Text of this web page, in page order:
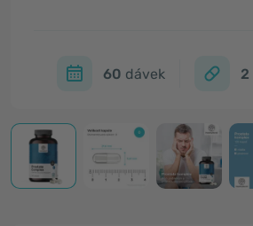
60 dávek 2